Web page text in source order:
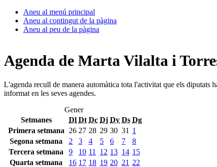
Aneu al menú principal
Aneu al contingut de la pàgina
Aneu al peu de la pàgina
Agenda de Marta Vilalta i
L'agenda recull de manera automàtica tota l'activitat que els diputats
informat en les seves agendes.
Gener
Setmanes
Dl Dt Dc Dj Dv Ds Dg
Primera setmana
26 27 28 29 30 31 1
Segona setmana
2 3 4 5 6 7
8
Tercera setmana
9 10 11 12 13 14 15
Quarta setmana
16 17 18 19 20 21 22